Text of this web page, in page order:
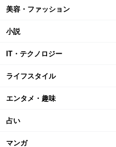
美容・ファッション
小説
IT・テクノロジー
ライフスタイル
エンタメ・趣味
占い
マンガ